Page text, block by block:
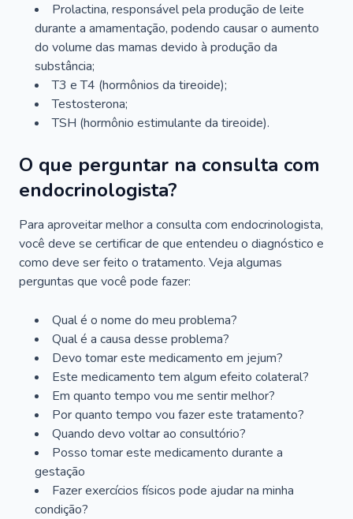
Prolactina, responsável pela produção de leite
durante a amamentação, podendo causar o aumento
do volume das mamas devido à produção da
substância;
T3 e T4 (hormônios da tireoide);
Testosterona;
TSH (hormônio estimulante da tireoide).
O que perguntar na consulta com
endocrinologista?
Para aproveitar melhor a consulta com endocrinologista,
você deve se certificar de que entendeu o diagnóstico e
como deve ser feito o tratamento. Veja algumas
perguntas que você pode fazer:
Qual é o nome do meu problema?
Qual é a causa desse problema?
Devo tomar este medicamento em jejum?
Este medicamento tem algum efeito colateral?
Em quanto tempo vou me sentir melhor?
Por quanto tempo vou fazer este tratamento?
Quando devo voltar ao consultório?
Posso tomar este medicamento durante a
gestação
Fazer exercícios físicos pode ajudar na minha
condição?